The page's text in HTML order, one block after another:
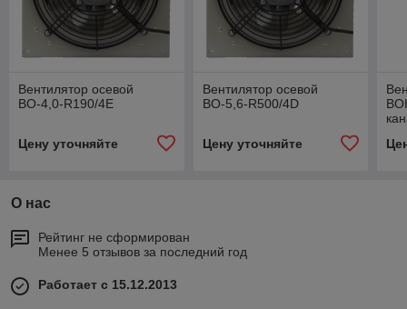
Вентилятор осевой
ВО-4,0-R190/4E
Цену уточняйте
Вентилятор осевой
ВО-5,6-R500/4D
Цену уточняйте
О нас
Рейтинг не сформирован
Менее 5 отзывов за последний год
Работает с 15.12.2013